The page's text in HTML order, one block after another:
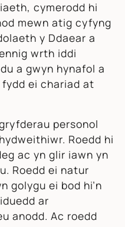
cymerodd hi
mewn atig cyfyng
y Ddaear a
wrth iddi
a gwyn hynafol a
ei chariad at
personol
Roedd hi
ac yn glir iawn yn
Roedd ei natur
golygu ei bod hi’n
ar
anodd. Ac roedd